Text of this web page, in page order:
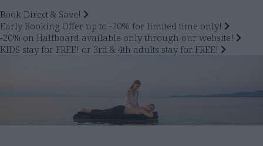
Book Direct & Save!
Early Booking Offer up to -20% for limited time only!
-20% on Halfboard available only through our website!
KIDS stay for FREE! or 3rd & 4th adults stay for FREE!